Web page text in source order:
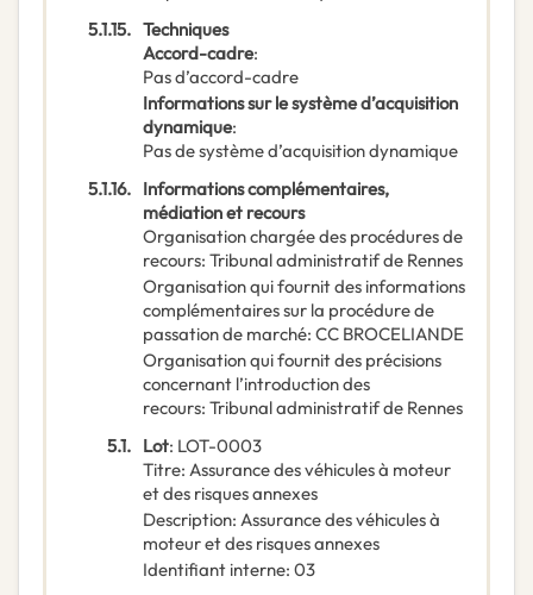
5.1.15. Techniques
Accord-cadre:
Pas d’accord-cadre
Informations sur le système d’acquisition
dynamique:
Pas de système d’acquisition dynamique
5.1.16. Informations complémentaires,
médiation et recours
Organisation chargée des procédures de
recours: Tribunal administratif de Rennes
Organisation qui fournit des informations
complémentaires sur la procédure de
passation de marché: CC BROCELIANDE
Organisation qui fournit des précisions
concernant l’introduction des
recours: Tribunal administratif de Rennes
5.1. Lot: LOT-0003
Titre: Assurance des véhicules à moteur
et des risques annexes
Description: Assurance des véhicules à
moteur et des risques annexes
Identifiant interne: 03